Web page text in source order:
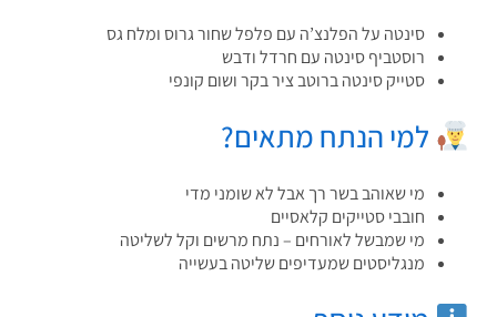
סינטה על הפלנצ’ה עם פלפל שחור גרוס ומלח גס
רוסטביף סינטה עם חרדל ודבש
סטייק סינטה ברוטב ציר בקר ושום קונפי
למי הנתח מתאים?
מי שאוהב בשר רך אבל לא שומני מדי
חובבי סטייקים קלאסיים
מי שמבשל לאורחים – נתח מרשים וקל לשליטה
מנגליסטים שמעדיפים שליטה בעשייה